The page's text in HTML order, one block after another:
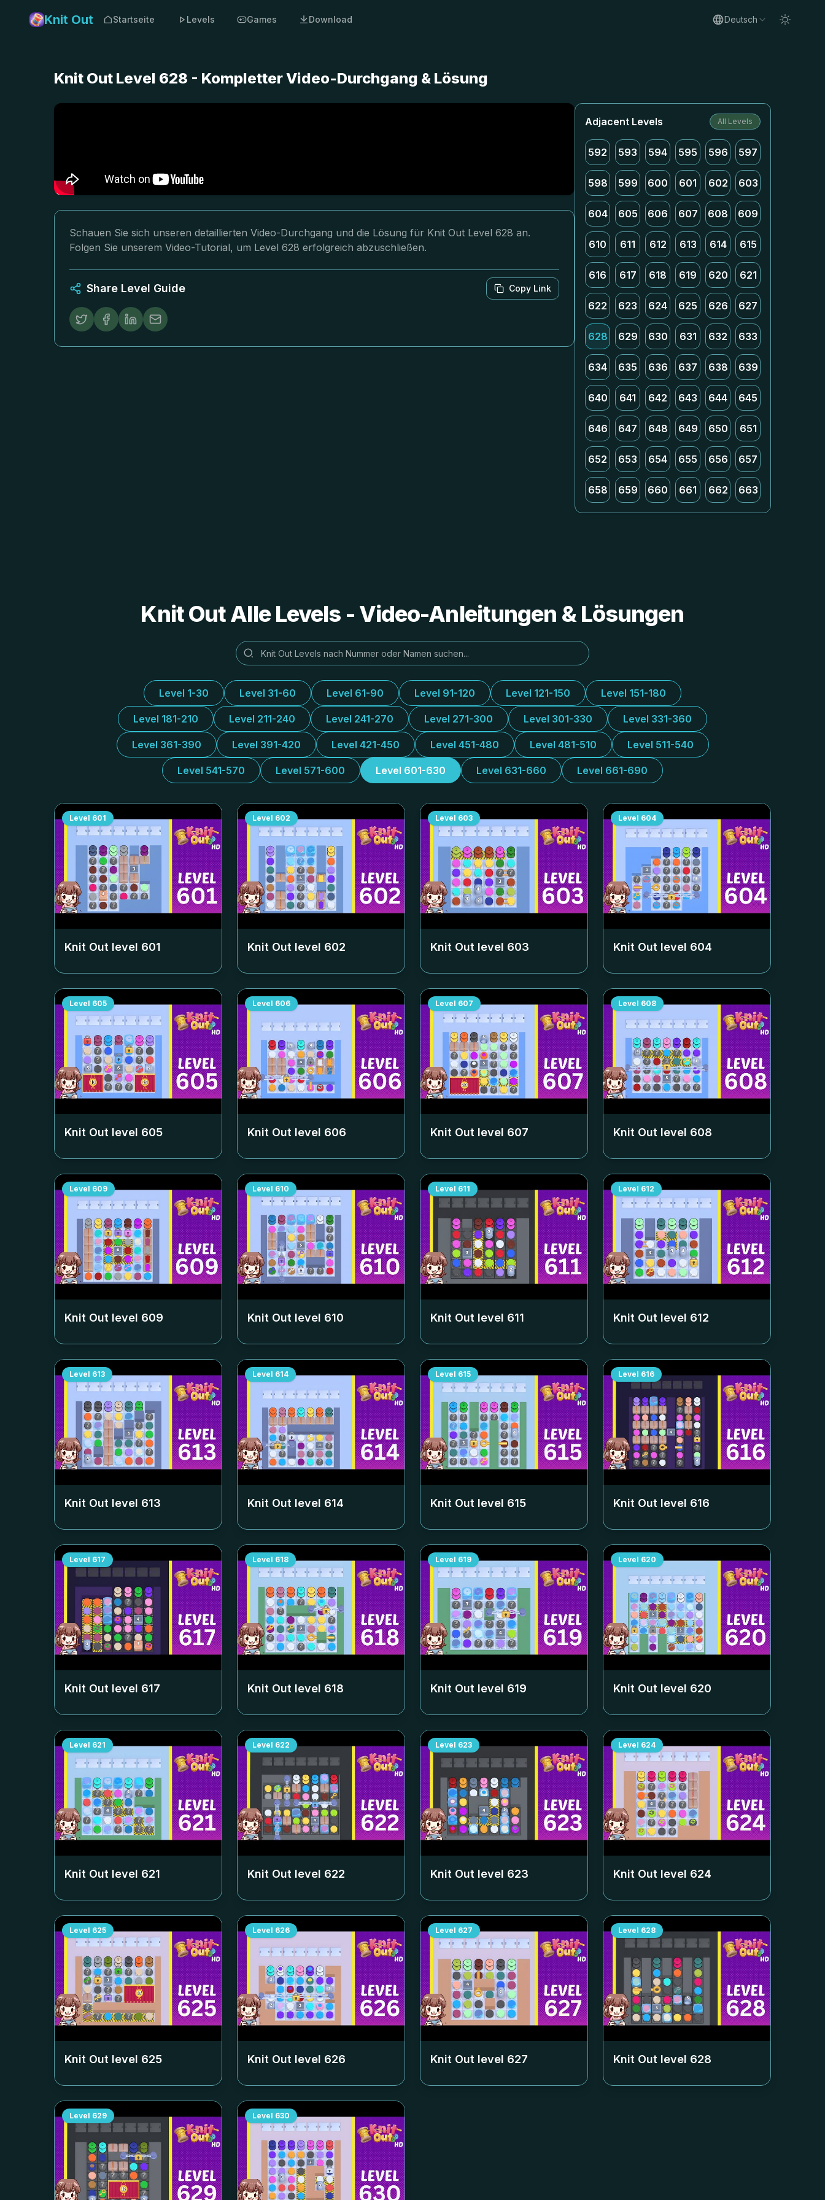
Knit Out Startseite Levels Games Download Deutsch
Knit Out Level 628 - Kompletter Video-Durchgang & Lösung
Schauen Sie sich unseren detaillierten Video-Durchgang und die Lösung für Knit Out Level 628 an.
Folgen Sie unserem Video-Tutorial, um Level 628 erfolgreich abzuschließen.
Share Level Guide Copy Link
Adjacent Levels All Levels
592 593 594 595 596 597
598 599 600 601 602 603
604 605 606 607 608 609
610 611 612 613 614 615
616 617 618 619 620 621
622 623 624 625 626 627
628 629 630 631 632 633
634 635 636 637 638 639
640 641 642 643 644 645
646 647 648 649 650 651
652 653 654 655 656 657
658 659 660 661 662 663
Knit Out Alle Levels - Video-Anleitungen & Lösungen
Level 1-30 Level 31-60 Level 61-90 Level 91-120 Level 121-150 Level 151-180
Level 181-210 Level 211-240 Level 241-270 Level 271-300 Level 301-330 Level 331-360
Level 361-390 Level 391-420 Level 421-450 Level 451-480 Level 481-510 Level 511-540
Level 541-570 Level 571-600 Level 601-630 Level 631-660 Level 661-690
Level 601
Knit Out level 601
Level 602
Knit Out level 602
Level 603
Knit Out level 603
Level 604
Knit Out level 604
Level 605
Knit Out level 605
Level 606
Knit Out level 606
Level 607
Knit Out level 607
Level 608
Knit Out level 608
Level 609
Knit Out level 609
Level 610
Knit Out level 610
Level 611
Knit Out level 611
Level 612
Knit Out level 612
Level 613
Knit Out level 613
Level 614
Knit Out level 614
Level 615
Knit Out level 615
Level 616
Knit Out level 616
Level 617
Knit Out level 617
Level 618
Knit Out level 618
Level 619
Knit Out level 619
Level 620
Knit Out level 620
Level 621
Knit Out level 621
Level 622
Knit Out level 622
Level 623
Knit Out level 623
Level 624
Knit Out level 624
Level 625
Knit Out level 625
Level 626
Knit Out level 626
Level 627
Knit Out level 627
Level 628
Knit Out level 628
Level 629 Level 630